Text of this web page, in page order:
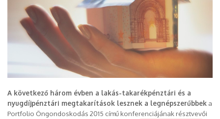
A következő három évben a lakás-takarékpénztári és a
nyugdíjpénztári megtakarítások lesznek a legnépszerűbbek a
Portfolio Öngondoskodás 2015 című konferenciájának résztvevői